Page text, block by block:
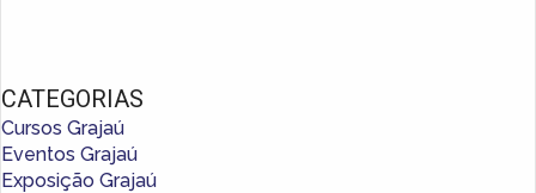
CATEGORIAS
Cursos Grajaú
Eventos Grajaú
Exposição Grajaú